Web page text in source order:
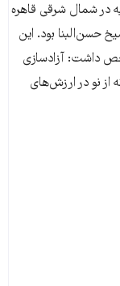
در اسماعیلیه در شمال شرقی قاهره
حسن‌البنا بود. این
داشت: آزاد‌سازی
از‌ نو در ارزش‌های